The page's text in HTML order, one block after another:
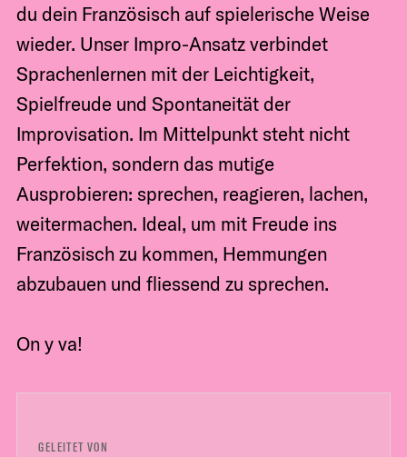
du dein Französisch auf spielerische Weise
wieder. Unser Impro-Ansatz verbindet
Sprachenlernen mit der Leichtigkeit,
Spielfreude und Spontaneität der
Improvisation. Im Mittelpunkt steht nicht
Perfektion, sondern das mutige
Ausprobieren: sprechen, reagieren, lachen,
weitermachen. Ideal, um mit Freude ins
Französisch zu kommen, Hemmungen
abzubauen und fliessend zu sprechen.
On y va!
GELEITET VON